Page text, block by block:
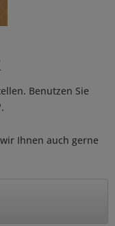
Benutzen Sie
Ihnen auch gerne